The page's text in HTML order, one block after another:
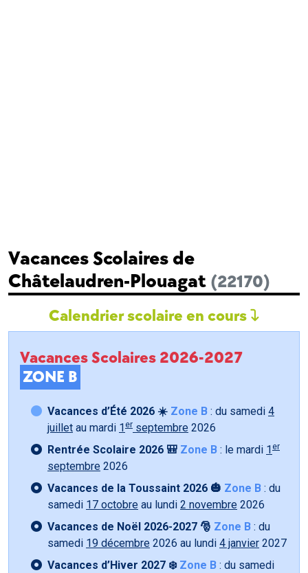
Vacances Scolaires de
Châtelaudren-Plouagat (22170)
Calendrier scolaire en cours
Vacances Scolaires 2026-2027
ZONE B
Vacances d’Été 2026 ☀️ Zone B : du samedi 4
juillet au mardi 1 er septembre 2026
Rentrée Scolaire 2026 🎒 Zone B : le mardi 1 er
septembre 2026
Vacances de la Toussaint 2026 🎃 Zone B : du
samedi 17 octobre au lundi 2 novembre 2026
Vacances de Noël 2026-2027 🎅 Zone B : du
samedi 19 décembre 2026 au lundi 4 janvier 2027
Vacances d’Hiver 2027 ❄️ Zone B : du samedi